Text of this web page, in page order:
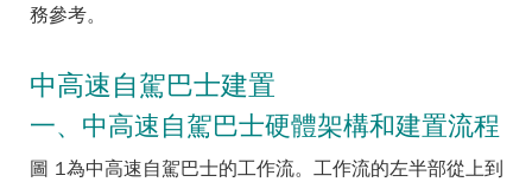
務參考。
中高速自駕巴士建置
一、中高速自駕巴士硬體架構和建置流程
圖 1為中高速自駕巴士的工作流。工作流的左半部從上到